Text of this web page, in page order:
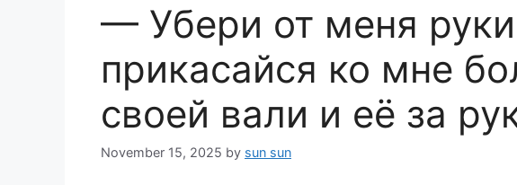
— Убери от меня
прикасайся ко мне
своей вали и её за
November 15, 2025 by sun sun